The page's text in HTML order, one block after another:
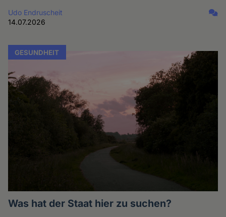
Udo Endruscheit
14.07.2026
GESUNDHEIT
Was hat der Staat hier zu suchen?